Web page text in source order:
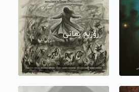
روزبه بمانی